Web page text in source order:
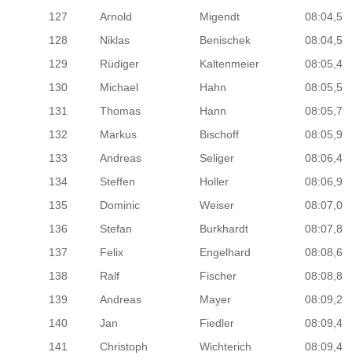
127
Arnold Migendt
08:04,5
128
Niklas Benischek
08:04,5
129
Rüdiger Kaltenmeier
08:05,4
130
Michael Hahn
08:05,5
131
Thomas Hann
08:05,7
132
Markus Bischoff
08:05,9
133
Andreas Seliger
08:06,4
134
Steffen Holler
08:06,9
135
Dominic Weiser
08:07,0
136
Stefan Burkhardt
08:07,8
137
Felix Engelhard
08:08,6
138
Ralf Fischer
08:08,8
139
Andreas Mayer
08:09,2
140
Jan Fiedler
08:09,4
141
Christoph Wichterich
08:09,4